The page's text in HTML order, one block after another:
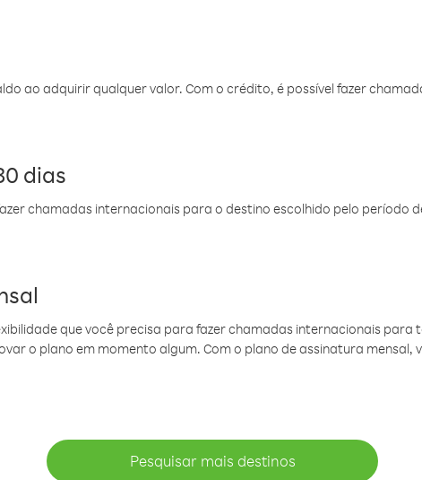
ao adquirir qualquer valor. Com o crédito, é possível fazer
dias
chamadas internacionais para o destino escolhido pelo período
que você precisa para fazer chamadas internacionais para
o plano em momento algum. Com o plano de assinatura mensal,
Pesquisar mais destinos